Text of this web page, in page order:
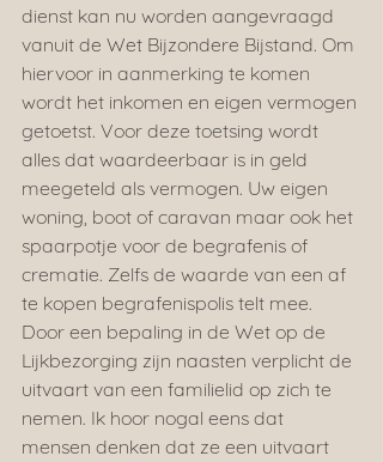
dienst kan nu worden aangevraagd
vanuit de Wet Bijzondere Bijstand. Om
hiervoor in aanmerking te komen
wordt het inkomen en eigen vermogen
getoetst. Voor deze toetsing wordt
alles dat waardeerbaar is in geld
meegeteld als vermogen. Uw eigen
woning, boot of caravan maar ook het
spaarpotje voor de begrafenis of
crematie. Zelfs de waarde van een af
te kopen begrafenispolis telt mee.
Door een bepaling in de Wet op de
Lijkbezorging zijn naasten verplicht de
uitvaart van een familielid op zich te
nemen. Ik hoor nogal eens dat
mensen denken dat ze een uitvaart